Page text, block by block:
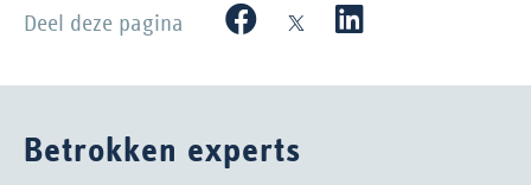
Deel deze pagina
Betrokken experts